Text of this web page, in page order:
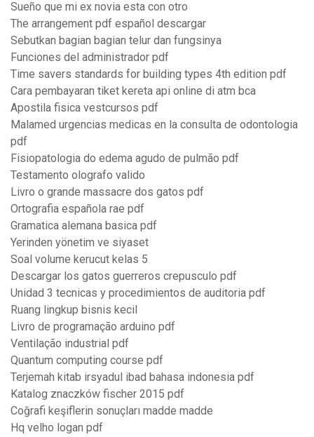
Sueño que mi ex novia esta con otro
The arrangement pdf español descargar
Sebutkan bagian bagian telur dan fungsinya
Funciones del administrador pdf
Time savers standards for building types 4th edition pdf
Cara pembayaran tiket kereta api online di atm bca
Apostila fisica vestcursos pdf
Malamed urgencias medicas en la consulta de odontologia
pdf
Fisiopatologia do edema agudo de pulmão pdf
Testamento olografo valido
Livro o grande massacre dos gatos pdf
Ortografia española rae pdf
Gramatica alemana basica pdf
Yerinden yönetim ve siyaset
Soal volume kerucut kelas 5
Descargar los gatos guerreros crepusculo pdf
Unidad 3 tecnicas y procedimientos de auditoria pdf
Ruang lingkup bisnis kecil
Livro de programação arduino pdf
Ventilação industrial pdf
Quantum computing course pdf
Terjemah kitab irsyadul ibad bahasa indonesia pdf
Katalog znaczków fischer 2015 pdf
Coğrafi keşiflerin sonuçları madde madde
Hq velho logan pdf